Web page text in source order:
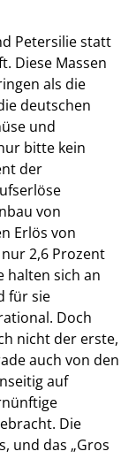
Petersilie statt
Diese Massen
als die
deutschen
und
bitte kein
der
von
Erlös von
2,6 Prozent
halten sich an
für sie
Doch
nicht der erste,
auch von den
auf
Die
und das „Gros